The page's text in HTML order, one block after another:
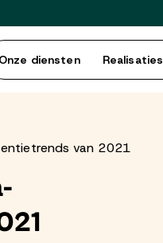
Onze diensten Realisaties
van 2021